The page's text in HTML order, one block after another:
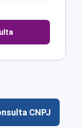
CNPJ